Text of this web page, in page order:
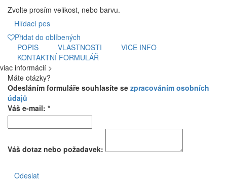
Zvolte prosím velikost, nebo barvu.
Hlídací pes
Přidat do oblíbených
POPIS
VLASTNOSTI
VICE INFO
KONTAKTNÍ FORMULÁŘ
viac informácií >
Máte otázky?
Odesláním formuláře souhlasíte se zpracováním osobních
údajů
Váš e-mail: *
Váš dotaz nebo požadavek:
Odeslat